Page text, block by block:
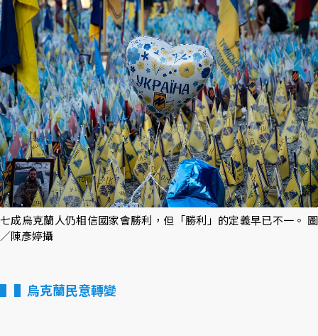
七成烏克蘭人仍相信國家會勝利，但「勝利」的定義早已不一。 圖
／陳彥婷攝
▌烏克蘭民意轉變